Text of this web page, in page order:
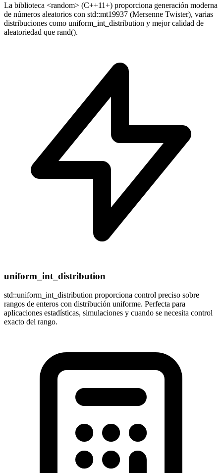
La biblioteca <random> (C++11+) proporciona generación moderna
de números aleatorios con std::mt19937 (Mersenne Twister), varias
distribuciones como uniform_int_distribution y mejor calidad de
aleatoriedad que rand().
uniform_int_distribution
std::uniform_int_distribution proporciona control preciso sobre
rangos de enteros con distribución uniforme. Perfecta para
aplicaciones estadísticas, simulaciones y cuando se necesita control
exacto del rango.